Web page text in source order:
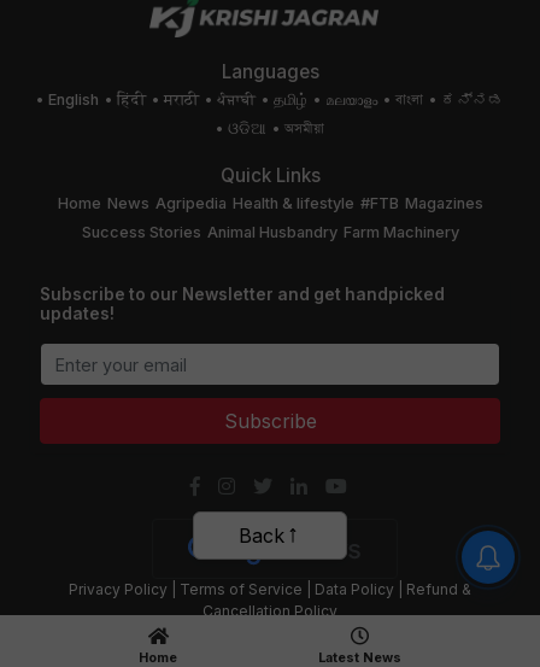
Home Latest News
Languages
English हिंदी मराठी ਪੰਜਾਬੀ தமிழ் മലയാളം বাংলা
ಕನ್ನಡ
ଓଡିଆ
অসমীয়া
Quick Links
Home News Agripedia Health & lifestyle #FTB Magazines
Success Stories Animal Husbandry Farm Machinery
Subscribe to our Newsletter and get handpicked
updates!
Subscribe
Privacy Policy Terms of Service Data Policy
Refund &
Cancellation Policy
CopyRight - 2020 Krishi Jagran Media Group. All Rights Reserved.
Back